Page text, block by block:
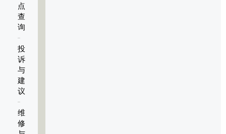
点
查
询
投
诉
与
建
议
维
修